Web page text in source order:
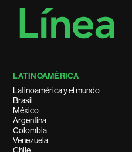
LATINOAMÉRICA
Latinoamérica y el mundo
Brasil
México
Argentina
Colombia
Venezuela